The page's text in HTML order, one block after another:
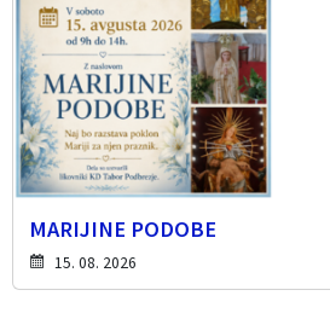
MARIJINE PODOBE
15. 08. 2026